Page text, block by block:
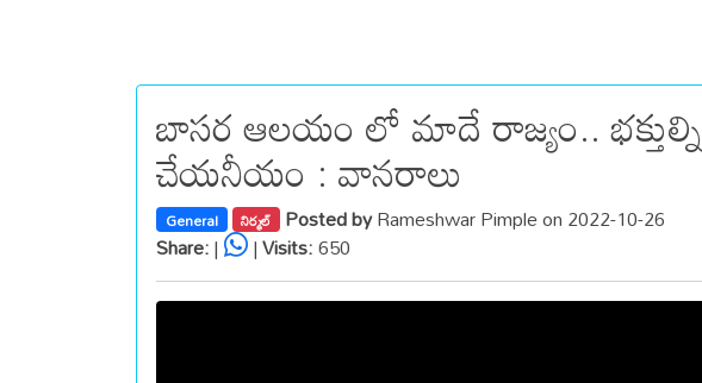
బాసర ఆలయం లో మాదే రాజ్యం.. భక్తుల్ని
చేయనీయం : వానరాలు
General నిర్మల్ Posted byRameshwar Pimple on 2022-10-26
Share:| |Visits:650